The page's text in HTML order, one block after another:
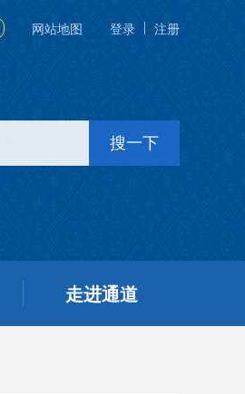
网站地图 登录 注册
走进通道